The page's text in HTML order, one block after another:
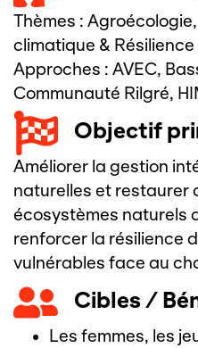
Thèmes : Agroécologie,
climatique & Résilience
Approches : AVEC,
Communauté Rilgré,
Objectif
Améliorer la gestion
naturelles et restaurer
écosystèmes naturels
renforcer la résilience
vulnérables face au
Cibles /
Les femmes, les